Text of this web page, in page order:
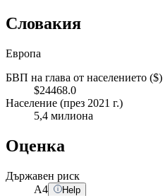
Словакия
Европа
БВП на глава от населението ($)
$24468.0
Население (през 2021 г.)
5,4 милиона
Оценка
Държавен риск
A4 Help